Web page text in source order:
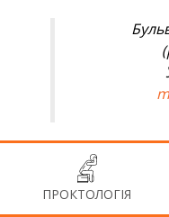
ПРОКТОЛОГІЯ